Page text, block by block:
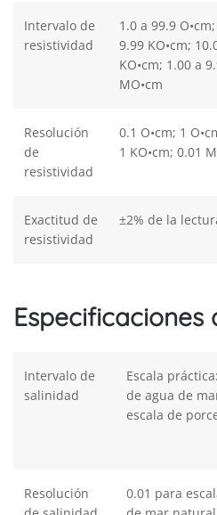
Intervalo de
resistividad
1.0 a 99.9
9.99 KO•cm;
KO•cm; 1.00 a
MO•cm
Resolución
de
resistividad
0.1 O•cm; 1
1 KO•cm; 0.01
Exactitud de
resistividad
±2% de la
Especificaciones
Intervalo de
salinidad
Escala
de agua de
escala de
Resolución
0.01 para